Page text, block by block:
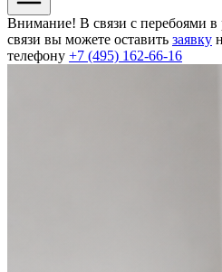
Внимание! В связи с перебоями в
связи вы можете оставить заявку
телефону +7 (495) 162-66-16